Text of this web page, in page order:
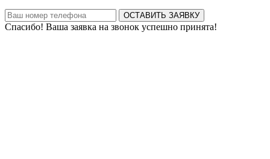
ОСТАВИТЬ ЗАЯВКУ
Спасибо! Ваша заявка на звонок успешно принята!